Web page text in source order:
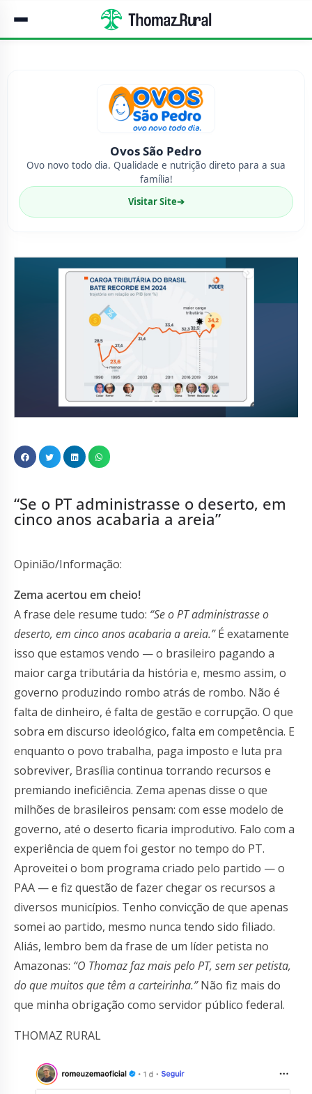
Ovos São Pedro
Ovo novo todo dia. Qualidade e nutrição direto para a sua
família!
Visitar Site➔
“Se o PT administrasse o deserto, em
cinco anos acabaria a areia”
Opinião/Informação:
Zema acertou em cheio!
A frase dele resume tudo: “Se o PT administrasse o
deserto, em cinco anos acabaria a areia.”É exatamente
isso que estamos vendo — o brasileiro pagando a
maior carga tributária da história e, mesmo assim, o
governo produzindo rombo atrás de rombo. Não é
falta de dinheiro, é falta de gestão e corrupção. O que
sobra em discurso ideológico, falta em competência. E
enquanto o povo trabalha, paga imposto e luta pra
sobreviver, Brasília continua torrando recursos e
premiando ineficiência. Zema apenas disse o que
milhões de brasileiros pensam: com esse modelo de
governo, até o deserto ficaria improdutivo. Falo com a
experiência de quem foi gestor no tempo do PT.
Aproveitei o bom programa criado pelo partido — o
PAA — e fiz questão de fazer chegar os recursos a
diversos municípios. Tenho convicção de que apenas
somei ao partido, mesmo nunca tendo sido filiado.
Aliás, lembro bem da frase de um líder petista no
Amazonas: “O Thomaz faz mais pelo PT, sem ser petista,
do que muitos que têm a carteirinha.”Não fiz mais do
que minha obrigação como servidor público federal.
THOMAZ RURAL